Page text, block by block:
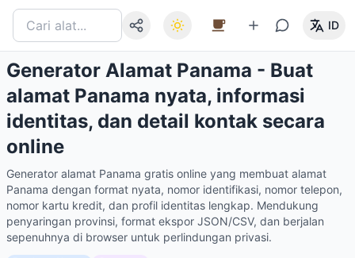
ID
Generator Alamat Panama - Buat
alamat Panama nyata, informasi
identitas, dan detail kontak secara
online
Generator alamat Panama gratis online yang membuat alamat
Panama dengan format nyata, nomor identifikasi, nomor telepon,
nomor kartu kredit, dan profil identitas lengkap. Mendukung
penyaringan provinsi, format ekspor JSON/CSV, dan berjalan
sepenuhnya di browser untuk perlindungan privasi.